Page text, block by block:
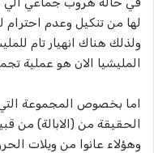
لها من تنكيل وعدم احترام
ولذلك هناك انهيار تام
المليشيا الان هو عملية
اما بخصوص المجموعة
الحقيقة من (الابالة) من
وهؤلاء عانوا من ويلات